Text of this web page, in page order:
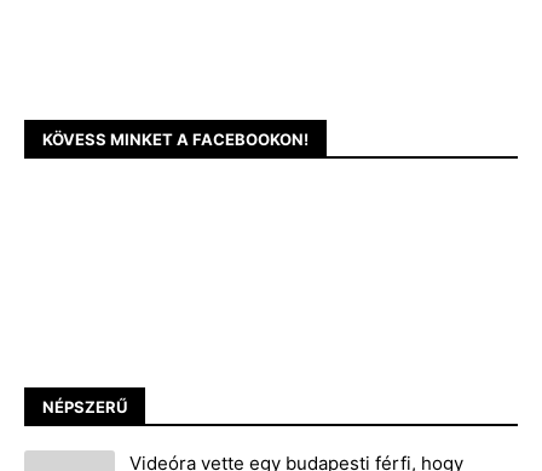
KÖVESS MINKET A FACEBOOKON!
NÉPSZERŰ
Videóra vette egy budapesti férfi, hogy